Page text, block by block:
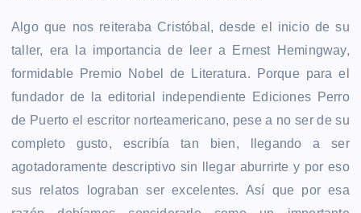
Algo que nos reiteraba Cristóbal, desde el inicio de su
taller, era la importancia de leer a Ernest Hemingway,
formidable Premio Nobel de Literatura. Porque para el
fundador de la editorial independiente Ediciones Perro
de Puerto el escritor norteamericano, pese a no ser de su
completo gusto, escribía tan bien, llegando a ser
agotadoramente descriptivo sin llegar aburrirte y por eso
sus relatos lograban ser excelentes. Así que por esa